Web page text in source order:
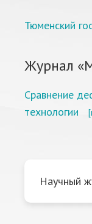
Тюменский
Журнал
Сравнение
технологии
Научный